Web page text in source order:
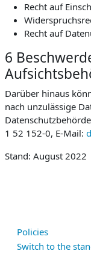
Recht auf
Recht auf
6
Darüber hinaus
nach unzulässige
1 52 152-0, E-Mail:
Stand: August 2022
Policies
Switch to the